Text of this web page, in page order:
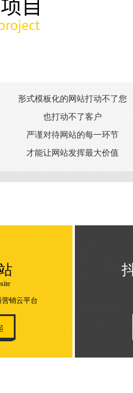
形式模板化的网站打动不了您
也打动不了客户
严谨对待网站的每一环节
才能让网站发挥最大价值
销云平台